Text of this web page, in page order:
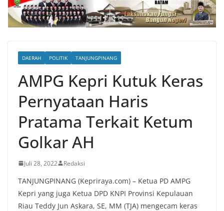
DAERAH POLITIK TANJUNGPINANG
AMPG Kepri Kutuk Keras
Pernyataan Haris
Pratama Terkait Ketum
Golkar AH
Juli 28, 2022 Redaksi
TANJUNGPINANG (Kepriraya.com) – Ketua PD AMPG
Kepri yang juga Ketua DPD KNPI Provinsi Kepulauan
Riau Teddy Jun Askara, SE, MM (TJA) mengecam keras